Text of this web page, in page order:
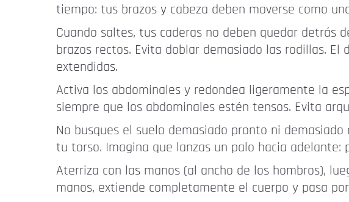
tiempo: tus brazos y cabeza deben moverse como
Cuando saltes, tus caderas no deben quedar
brazos rectos. Evita doblar demasiado las rodillas.
extendidas.
Activa los abdominales y redondea ligeramente la
siempre que los abdominales estén tensos. Evita
No busques el suelo demasiado pronto ni
tu torso. Imagina que lanzas un palo hacia adelante:
Aterriza con las manos (al ancho de los hombros),
manos, extiende completamente el cuerpo y pasa